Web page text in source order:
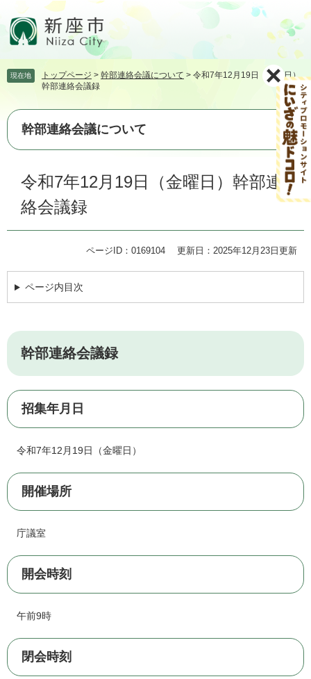
頭
す。
飛
て
本
現在地 トップページ > 幹部連絡会議について > 令和7年12月19日（金曜日）
幹部連絡会議録
幹部連絡会議について
令和7年12月19日（金曜日）幹部連
絡会議録
ページID：0169104 更新日：2025年12月23日更新
ページ内目次
幹部連絡会議録
招集年月日
令和7年12月19日（金曜日）
開催場所
庁議室
開会時刻
午前9時
閉会時刻